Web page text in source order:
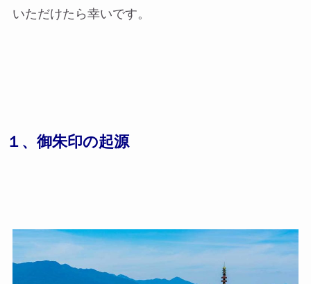
いただけたら幸いです。
１、御朱印の起源